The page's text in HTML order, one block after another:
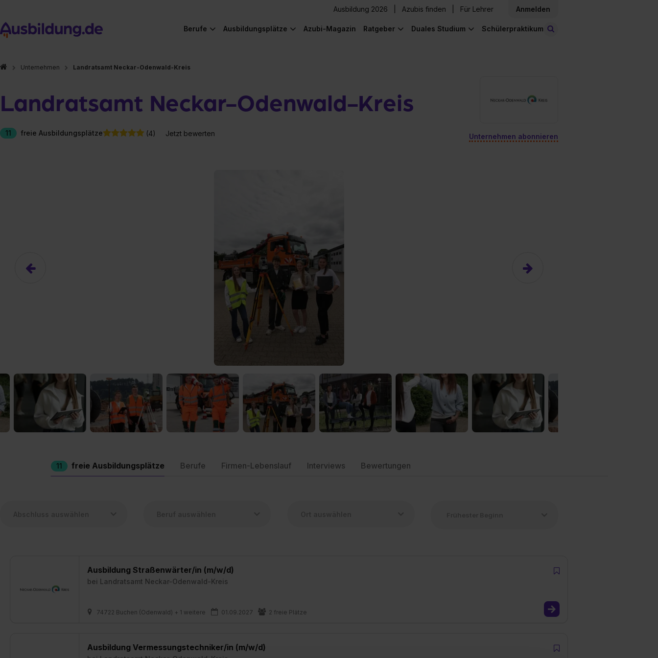
Ausbildung 2026 Azubis finden Für Lehrer Anmelden
Berufe Ausbildungsplätze Azubi-Magazin Ratgeber Duales Studium Schülerpraktikum
Unternehmen Landratsamt Neckar-Odenwald-Kreis
Landratsamt Neckar-Odenwald-Kreis
11 freie Ausbildungsplätze (4) Jetzt bewerten Unternehmen abonnieren
11 freie Ausbildungsplätze Berufe Firmen-Lebenslauf Interviews Bewertungen
Ausbildung Straßenwärter/in (m/w/d)
bei Landratsamt Neckar-Odenwald-Kreis
74722 Buchen (Odenwald) + 1 weitere 01.09.2027 2 freie Plätze
Ausbildung Vermessungstechniker/in (m/w/d)